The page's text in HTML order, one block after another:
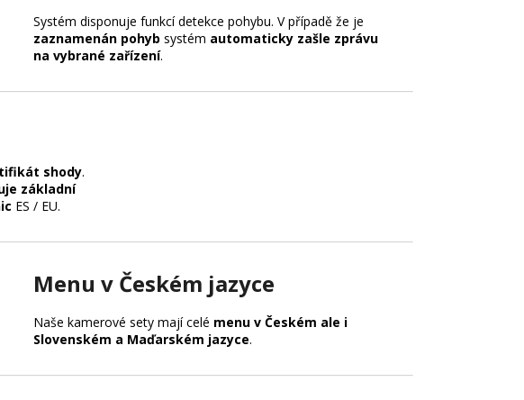
Systém disponuje funkcí detekce pohybu. V případě že je
zaznamenán pohyb systém automaticky zašle zprávu
na vybrané zařízení.
shody.
základní
ES / EU.
Menu v Českém jazyce
Naše kamerové sety mají celé menu v Českém ale i
Slovenském a Maďarském jazyce.